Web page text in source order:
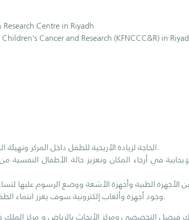
Centre in Riyadh
Cancer and Research (KFNCCC&R) in
• الحاجة لزيادة الأريحية للطفل داخل المركز وتهيئة المكان لهم بالطريقة المناسبة لأعمارهم.
• وجود أجهزة وألعاب إلكترونية سوف يعزز انتماء الطفل للمركز ويرسم البهجة على وجوههم.